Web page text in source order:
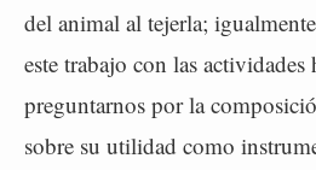
del animal al tejerla;
este trabajo con las
preguntarnos por la
sobre su utilidad como